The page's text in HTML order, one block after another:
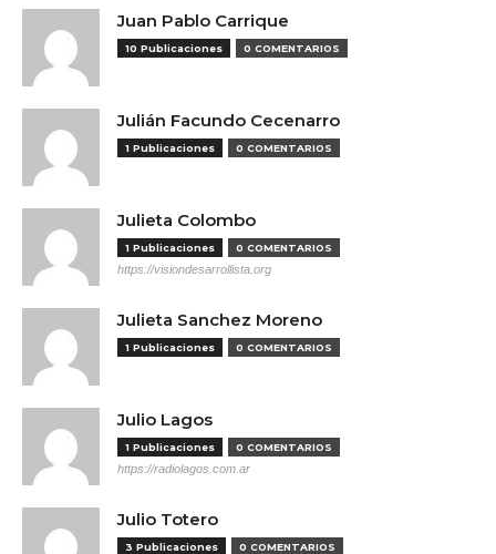
Juan Pablo Carrique
10 Publicaciones 0 COMENTARIOS
Julián Facundo Cecenarro
1 Publicaciones 0 COMENTARIOS
Julieta Colombo
1 Publicaciones 0 COMENTARIOS
https://visiondesarrollista.org
Julieta Sanchez Moreno
1 Publicaciones 0 COMENTARIOS
Julio Lagos
1 Publicaciones 0 COMENTARIOS
https://radiolagos.com.ar
Julio Totero
3 Publicaciones 0 COMENTARIOS